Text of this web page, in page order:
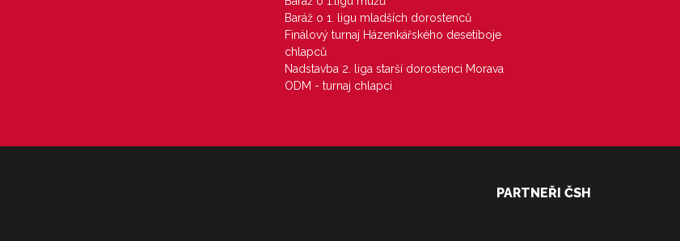
Baráž o 1. ligu mladších dorostenců
Finálový turnaj Házenkářského desetiboje
chlapců
Nadstavba 2. liga starší dorostenci Morava
ODM - turnaj chlapci
PARTNEŘI ČSH